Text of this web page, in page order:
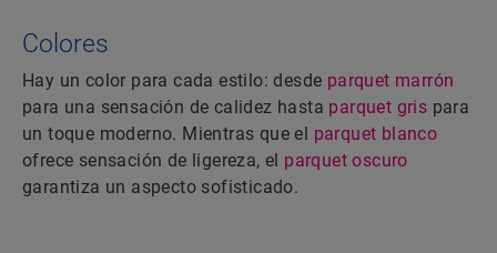
Colores
Hay un color para cada estilo: desde parquet marrón
para una sensación de calidez hasta parquet gris para
un toque moderno. Mientras que el parquet blanco
ofrece sensación de ligereza, el parquet oscuro
garantiza un aspecto sofisticado.